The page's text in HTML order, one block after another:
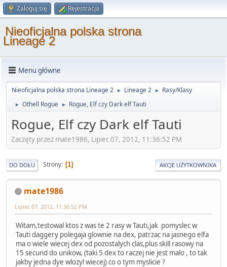
Zaloguj się Rejestracja
Nieoficjalna polska strona
Lineage 2
Menu główne
Nieoficjalna polska strona Lineage 2 ► Lineage 2 ► Rasy/Klasy
► Othell Rogue ► Rogue, Elf czy Dark elf Tauti
Rogue, Elf czy Dark elf Tauti
Zaczęty przez mate1986, Lipiec 07, 2012, 11:36:52 PM
DO DOŁU Strony 1 AKCJE UŻYTKOWNIKA
mate1986
Lipiec 07, 2012, 11:36:52 PM
Witam,testowal ktos z was te 2 rasy w Tauti,jak pomyslec w
Tauti daggery polegaja glownie na dex, patrzac na jasnego elfa
ma o wiele wiecej dex od pozostalych clas,plus skill rasowy na
15 secund do unikow, (taki 5 dex to raczej nie jest malo , to tak
jakby jedna dye wlozyl wiecej) co o tym myslicie ?